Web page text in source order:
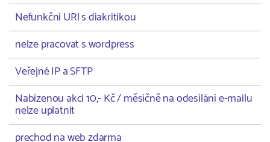
Nefunkční URl s diakritikou
nelze pracovat s wordpress
Veřejné IP a SFTP
Nabízenou akci 10,- Kč / měsíčně na odesílání e-mailu
nelze uplatnit
prechod na web zdarma